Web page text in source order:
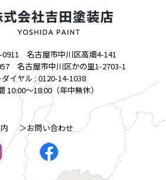
0911 名古屋市中川区高畑4-141
名古屋市中川区かの里1-2703-1
イヤル : 0120-14-1038
10:00～18:00（年中無休）
＞お問い合わせ